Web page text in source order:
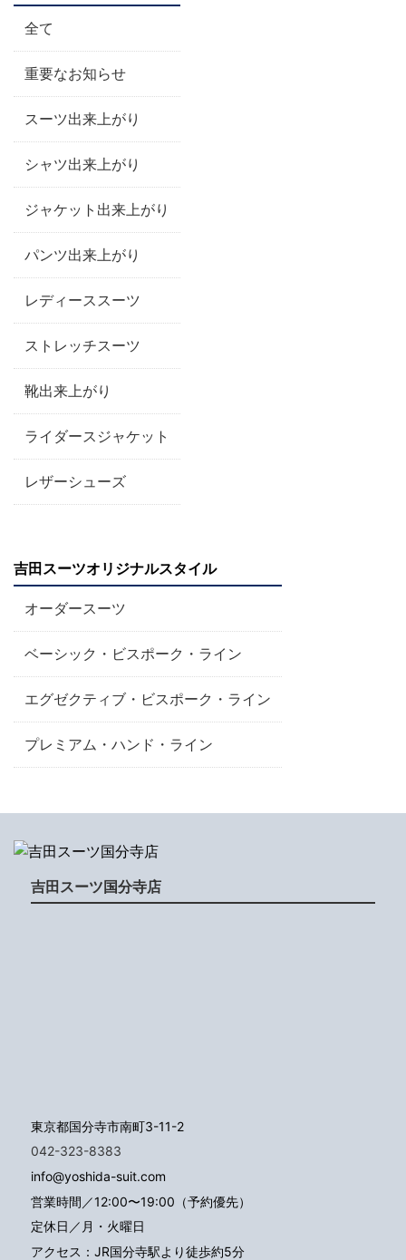
全て
重要なお知らせ
スーツ出来上がり
シャツ出来上がり
ジャケット出来上がり
パンツ出来上がり
レディーススーツ
ストレッチスーツ
靴出来上がり
ライダースジャケット
レザーシューズ
吉田スーツオリジナルスタイル
オーダースーツ
ベーシック・ビスポーク・ライン
エグゼクティブ・ビスポーク・ライン
プレミアム・ハンド・ライン
吉田スーツ国分寺店
東京都国分寺市南町3-11-2
042-323-8383
info@yoshida-suit.com
営業時間／12:00〜19:00（予約優先）
定休日／月・火曜日
アクセス：JR国分寺駅より徒歩約5分